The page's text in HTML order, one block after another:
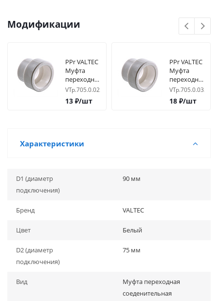
Модификации
PPr VALTEC
Муфта
переходная
25х20 вн-вн
VTp.705.0.025020
13 ₽/шт
PPr VALTEC
Муфта
переходная
32х20 вн-вн
VTp.705.0.032020
18 ₽/шт
Характеристики
D1 (диаметр
подключения)
90 мм
Бренд VALTEC
Цвет Белый
D2 (диаметр
подключения)
75 мм
Вид
Муфта переходная
соеденительная